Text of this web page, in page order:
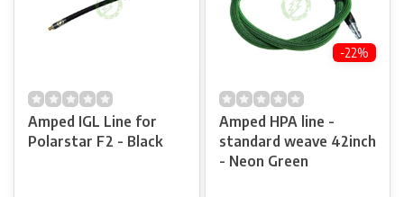
Amped IGL Line for
Polarstar F2 - Black
-22%
Amped HPA line -
standard weave 42inch
- Neon Green